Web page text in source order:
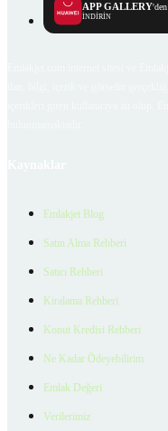
APP GALLERY'den
İNDİRİN
Emlakjet Blog
Satın Alma Rehberi
Satıcı Rehberi
Kiralama Rehberi
Konut Kredisi Rehberi
Ne Kadar Ödeyebilirim
Emlak Değeri
Verilerimiz